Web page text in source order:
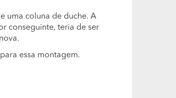
uma coluna de duche. A
conseguinte, teria de ser
essa montagem.